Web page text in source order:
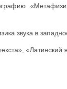
звука в
«Латинский